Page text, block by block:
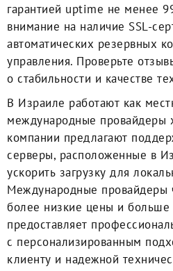
гарантией uptime не менее
внимание на наличие SSL-
автоматических резервных
управления. Проверьте
о стабильности и качестве
В Израиле работают как
международные провайдеры
компании предлагают
серверы, расположенные в
ускорить загрузку для
Международные провайдеры
более низкие цены и больше
предоставляет
с персонализированным
клиенту и надежной